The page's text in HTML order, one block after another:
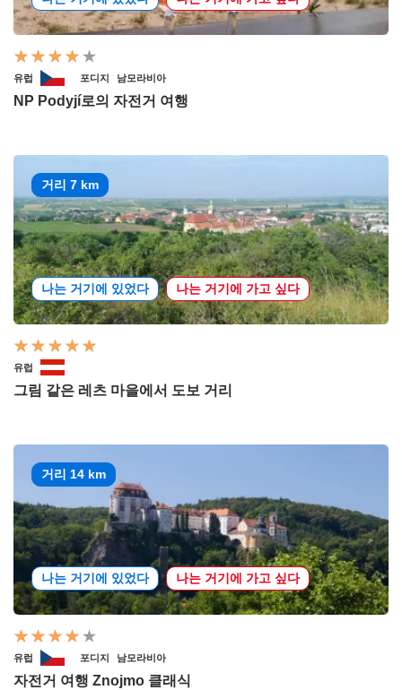
유럽 포디지 남모라비아
NP Podyjí로의 자전거 여행
거리 7 km
나는 거기에 있었다 나는 거기에 가고 싶다
유럽
그림 같은 레츠 마을에서 도보 거리
거리 14 km
나는 거기에 있었다 나는 거기에 가고 싶다
유럽 포디지 남모라비아
자전거 여행 Znojmo 클래식